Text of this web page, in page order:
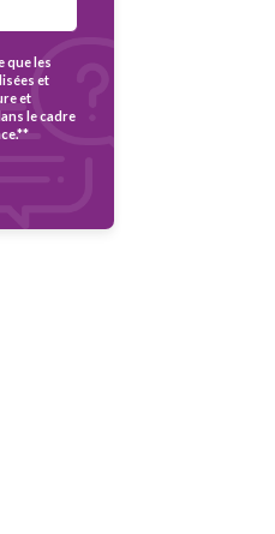
que les
et
et
le cadre